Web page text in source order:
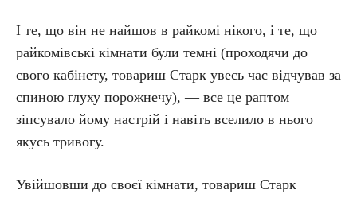
І те, що він не найшов в райкомі нікого, і те, що
райкомівські кімнати були темні (проходячи до
свого кабінету, товариш Старк увесь час відчував за
спиною глуху порожнечу), — все це раптом
зіпсувало йому настрій і навіть вселило в нього
якусь тривогу.
Увійшовши до своєї кімнати, товариш Старк